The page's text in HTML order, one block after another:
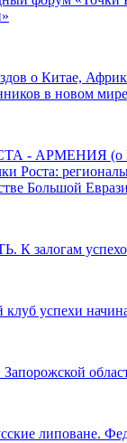
о Китае,
в новом мире
- АРМЕНИЯ (о
Роста:
Большой
залогам
клуб успехи
Запорожской
липоване.